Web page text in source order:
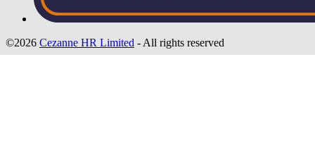
©2026 Cezanne HR Limited - All rights reserved